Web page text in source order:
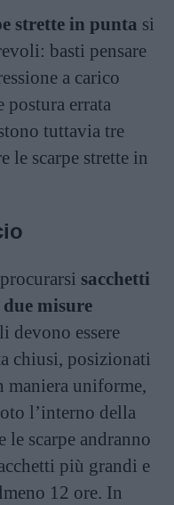
strette in punta si
basti pensare
a carico
postura errata
tuttavia tre
le scarpe strette in
sacchetti
misure
devono essere
chiusi, posizionati
maniera uniforme,
l’interno della
le scarpe andranno
più grandi e
12 ore. In